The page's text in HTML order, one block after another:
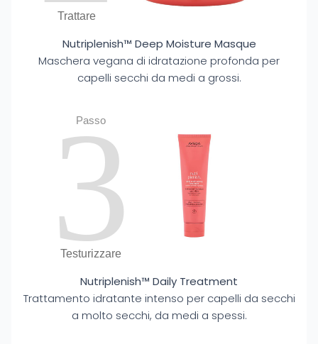
Trattare
Nutriplenish™ Deep Moisture Masque
Maschera vegana di idratazione profonda per
capelli secchi da medi a grossi.
Passo
3
Testurizzare
Nutriplenish™ Daily Treatment
Trattamento idratante intenso per capelli da secchi
a molto secchi, da medi a spessi.